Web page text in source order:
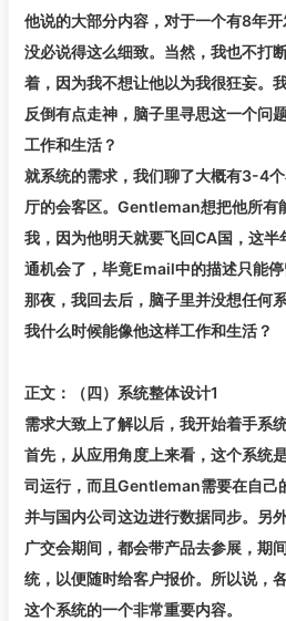
他说的大部分内容，对于一个有8年
没必说得这么细致。当然，我也不打
着，因为我不想让他以为我很狂妄。
反倒有点走神，脑子里寻思这一个问
工作和生活？
就系统的需求，我们聊了大概有3-4
厅的会客区。Gentleman想把他所有
我，因为他明天就要飞回CA国，这
通机会了，毕竟Email中的描述只能停
那夜，我回去后，脑子里并没想任何
我什么时候能像他这样工作和生活？
正文：（四）系统整体设计1
需求大致上了解以后，我开始着手系
首先，从应用角度上来看，这个系统
司运行，而且Gentleman需要在自己
并与国内公司这边进行数据同步。另
广交会期间，都会带产品去参展，期
统，以便随时给客户报价。所以说，
这个系统的一个非常重要内容。